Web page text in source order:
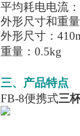
平均耗电电流
外形尺寸和重量
外形尺寸：
重量：0.5kg
三、产品特点
FB-8便携式三